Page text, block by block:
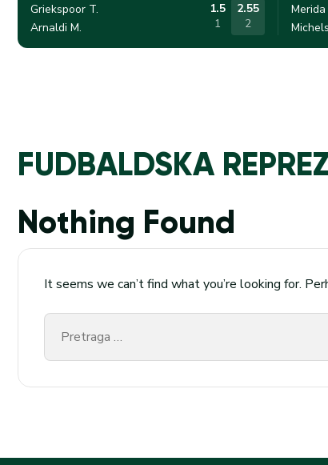
Griekspoor T.
Arnaldi M.
1.5
1
2.55
2
FUDBALDSKA
Nothing Found
It seems we can’t find what you’re looking for.
Pretraga